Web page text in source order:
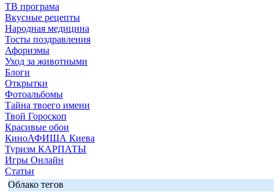
ТВ програма
Вкусные рецепты
Народная медицина
Тосты поздравления
Афоризмы
Уход за животными
Блоги
Открытки
Фотоальбомы
Тайна твоего имени
Твой Гороскоп
Красивые обои
КиноАФИША Киева
Туризм КАРПАТЫ
Игры Онлайн
Статьи
Облако тегов